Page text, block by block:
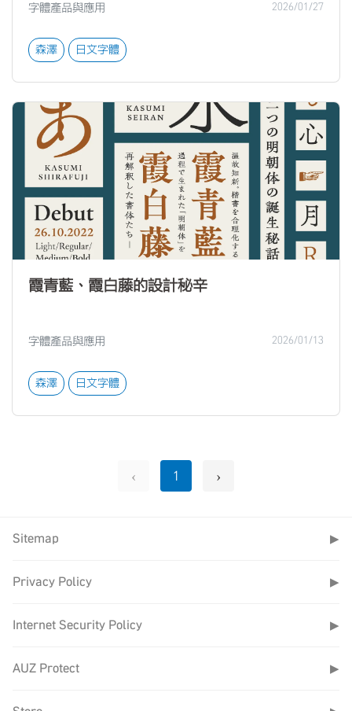
字體產品與應用 2026/01/27
森澤 日文字體
霞青藍、霞白藤的設計秘辛
字體產品與應用 2026/01/13
森澤 日文字體
‹ 1 ›
Sitemap ▶
Privacy Policy ▶
Internet Security Policy ▶
AUZ Protect ▶